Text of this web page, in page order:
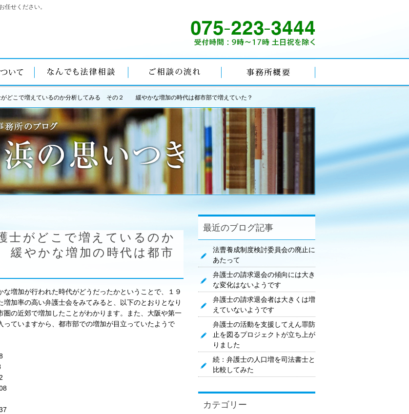
任せください。
がどこで増えているのか分析してみる その２ 緩やかな増加の時代は都市部で増えていた？
士がどこで増えているのか
やかな増加の時代は都市
増加が行われた時代がどうだったかということで、１９
加率の高い弁護士会をみてみると、以下のとおりとなり
の近郊で増加したことがわかります。また、大阪や第一
ていますから、都市部での増加が目立っていたようで
最近のブログ記事
法曹養成制度検討委員会の廃止に
あたって
弁護士の請求退会の傾向には大き
な変化はないようです
弁護士の請求退会者は大きくは増
えていないようです
弁護士の活動を支援してえん罪防
止を図るプロジェクトが立ち上が
りました
続：弁護士の人口増を司法書士と
比較してみた
カテゴリー